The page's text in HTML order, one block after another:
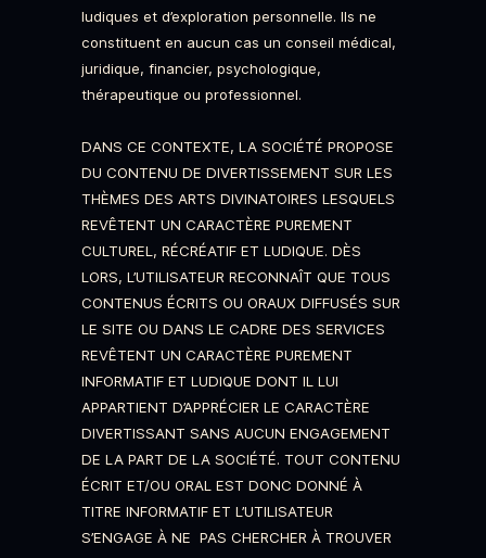
ludiques et d’exploration personnelle. Ils ne
constituent en aucun cas un conseil médical,
juridique, financier, psychologique,
thérapeutique ou professionnel.
DANS CE CONTEXTE, LA SOCIÉTÉ PROPOSE
DU CONTENU DE DIVERTISSEMENT SUR LES
THÈMES DES ARTS DIVINATOIRES LESQUELS
REVÊTENT UN CARACTÈRE PUREMENT
CULTUREL, RÉCRÉATIF ET LUDIQUE. DÈS
LORS, L’UTILISATEUR RECONNAÎT QUE TOUS
CONTENUS ÉCRITS OU ORAUX DIFFUSÉS SUR
LE SITE OU DANS LE CADRE DES SERVICES
REVÊTENT UN CARACTÈRE PUREMENT
INFORMATIF ET LUDIQUE DONT IL LUI
APPARTIENT D’APPRÉCIER LE CARACTÈRE
DIVERTISSANT SANS AUCUN ENGAGEMENT
DE LA PART DE LA SOCIÉTÉ. TOUT CONTENU
ÉCRIT ET/OU ORAL EST DONC DONNÉ À
TITRE INFORMATIF ET L’UTILISATEUR
S’ENGAGE À NE PAS CHERCHER À TROUVER